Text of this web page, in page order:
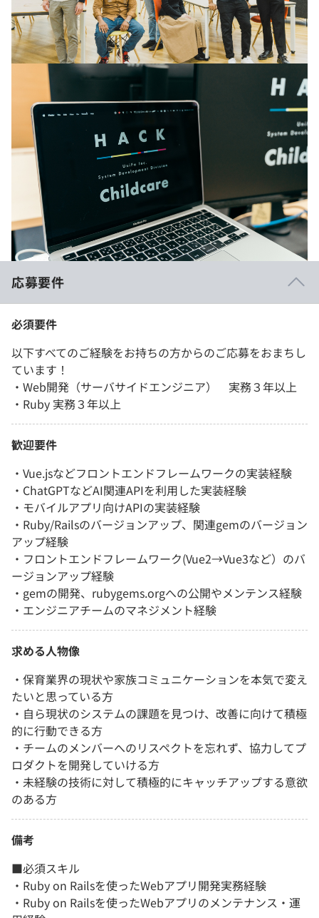
応募要件
必須要件
以下すべてのご経験をお持ちの方からのご応募をおまちし
ています！
・Web開発（サーバサイドエンジニア） 実務３年以上
・Ruby 実務３年以上
歓迎要件
・Vue.jsなどフロントエンドフレームワークの実装経験
・ChatGPTなどAI関連APIを利用した実装経験
・モバイルアプリ向けAPIの実装経験
・Ruby/Railsのバージョンアップ、関連gemのバージョン
アップ経験
・フロントエンドフレームワーク(Vue2→Vue3など）のバ
ージョンアップ経験
・gemの開発、rubygems.orgへの公開やメンテンス経験
・エンジニアチームのマネジメント経験
求める人物像
・保育業界の現状や家族コミュニケーションを本気で変え
たいと思っている方
・自ら現状のシステムの課題を見つけ、改善に向けて積極
的に行動できる方
・チームのメンバーへのリスペクトを忘れず、協力してプ
ロダクトを開発していける方
・未経験の技術に対して積極的にキャッチアップする意欲
のある方
備考
■必須スキル
・Ruby on Railsを使ったWebアプリ開発実務経験
・Ruby on Railsを使ったWebアプリのメンテナンス・運